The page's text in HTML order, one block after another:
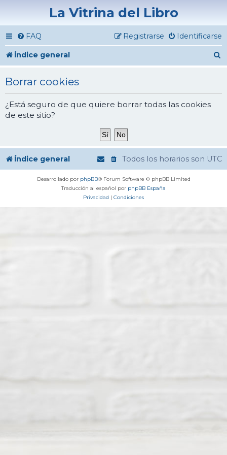
La Vitrina del Libro
FAQ Identificarse
Registrarse
Índice general
Borrar cookies
¿Está seguro de que quiere borrar todas las cookies
de este sitio?
Índice general Todos los horarios son UTC
Desarrollado por phpBB® Forum Software © phpBB Limited
Traducción al español por phpBB España
Privacidad | Condiciones